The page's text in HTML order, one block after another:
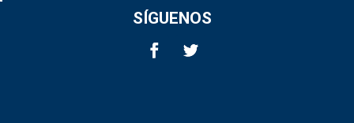
SÍGUENOS